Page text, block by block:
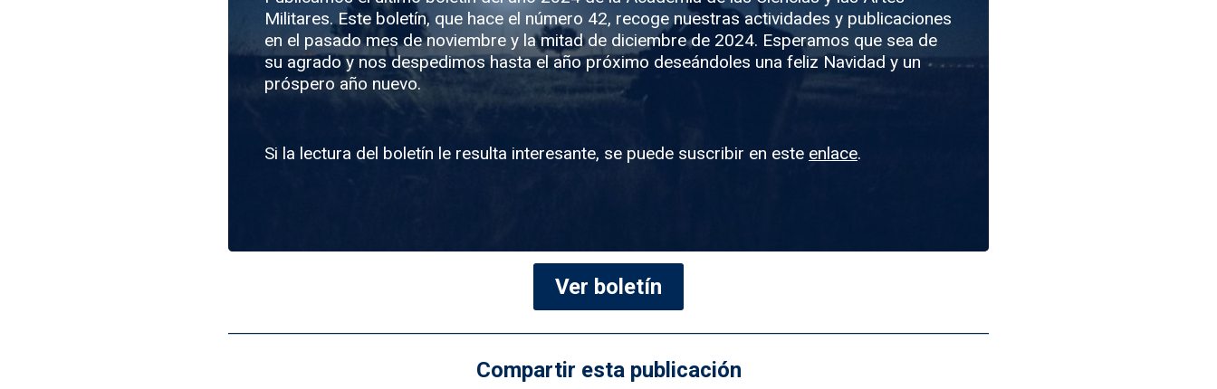
Militares. Este boletín, que hace el número 42, recoge nuestras actividades y publicaciones
en el pasado mes de noviembre y la mitad de diciembre de 2024. Esperamos que sea de
su agrado y nos despedimos hasta el año próximo deseándoles una feliz Navidad y un
próspero año nuevo.
Si la lectura del boletín le resulta interesante, se puede suscribir en este enlace.
Ver boletín
Compartir esta publicación